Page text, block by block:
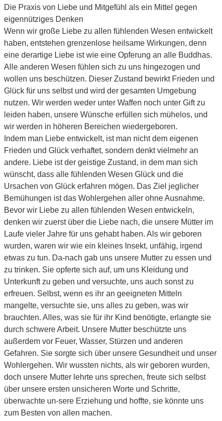
Die Praxis von Liebe und Mitgefühl als ein Mittel gegen
eigennütziges Denken
Wenn wir große Liebe zu allen fühlenden Wesen entwickelt
haben, entstehen grenzenlose heilsame Wirkungen, denn
eine derartige Liebe ist wie eine Opferung an alle Buddhas.
Alle anderen Wesen fühlen sich zu uns hingezogen und
wollen uns beschützen. Dieser Zustand bewirkt Frieden und
Glück für uns selbst und wird der gesamten Umgebung
nutzen. Wir werden weder unter Waffen noch unter Gift zu
leiden haben, unsere Wünsche erfüllen sich mühelos, und
wir werden in höheren Bereichen wiedergeboren.
Indem man Liebe entwickelt, ist man nicht dem eigenen
Frieden und Glück verhaftet, sondern denkt vielmehr an
andere. Liebe ist der geistige Zustand, in dem man sich
wünscht, dass alle fühlenden Wesen Glück und die
Ursachen von Glück erfahren mögen. Das Ziel jeglicher
Bemühungen ist das Wohlergehen aller ohne Ausnahme.
Bevor wir Liebe zu allen fühlenden Wesen entwickeln,
denken wir zuerst über die Liebe nach, die unsere Mütter im
Laufe vieler Jahre für uns gehabt haben. Als wir geboren
wurden, waren wir wie ein kleines Insekt, unfähig, irgend
etwas zu tun. Da-nach gab uns unsere Mutter zu essen und
zu trinken. Sie opferte sich auf, um uns Kleidung und
Unterkunft zu geben und versuchte, uns auch sonst zu
erfreuen. Selbst, wenn es ihr an geeigneten Mitteln
mangelte, versuchte sie, uns alles zu geben, was wir
brauchten. Alles, was sie für ihr Kind benötigte, erlangte sie
durch schwere Arbeit. Unsere Mutter beschützte uns
außerdem vor Feuer, Wasser, Stürzen und anderen
Gefahren. Sie sorgte sich über unsere Gesundheit und unser
Wohlergehen. Wir wussten nichts, als wir geboren wurden,
doch unsere Mutter lehrte uns sprechen, freute sich selbst
über unsere ersten unsicheren Worte und Schritte,
überwachte un-sere Erziehung und hoffte, sie könnte uns
zum Besten von allen machen.